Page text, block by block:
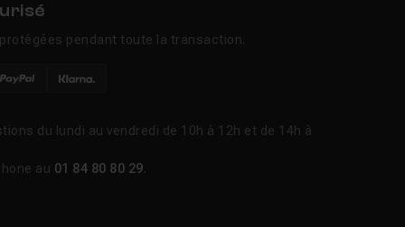
pendant toute la transaction.
du lundi au vendredi de 10h à 12h et de 14h à
au 01 84 80 80 29.